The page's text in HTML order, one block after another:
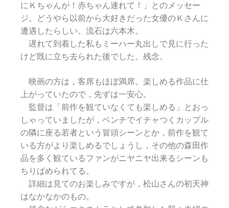
にＫちゃんが！赤ちゃん連れて！」とのメッセー
ジ。どうやら以前から大好きだった女優のＫさんに
遭遇したらしい。流石は六本木。
遅れて到着した私もミーハー丸出しで見に行った
けど既に立ち去られた後でした。残念。
映画の方は，客席もほぼ満席。楽しめる作品に仕
上がっていたので，先ずは一安心。
監督は「前作を観ていなくても楽しめる」とおっ
しゃっていましたが，ベンチでイチャつくカップル
の隣に座る若者という冒頭シーンとか，前作を観て
いる方がより楽しめるでしょうし，その他の森田作
品を多く観ているファンがニヤニヤ出来るシーンも
ちりばめられてる。
詳細は見てのお楽しみですが，松山さんの初天神
はなかなかのもの。